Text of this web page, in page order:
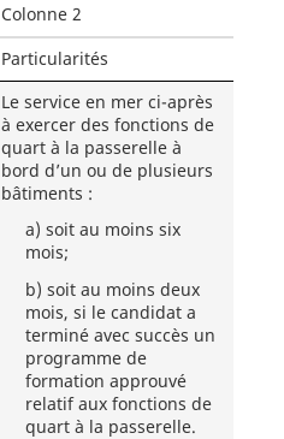
Colonne 2
Particularités
Le service en mer ci-après
à exercer des fonctions de
quart à la passerelle à
bord d’un ou de plusieurs
bâtiments :
a) soit au moins six
mois;
b) soit au moins deux
mois, si le candidat a
terminé avec succès un
programme de
formation approuvé
relatif aux fonctions de
quart à la passerelle.